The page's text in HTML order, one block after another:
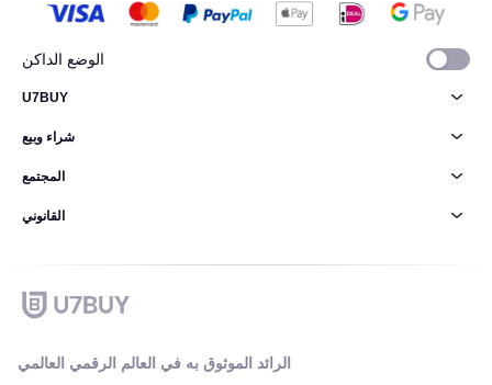
الوضع الداكن
الرائد الموثوق به في العالم الرقمي العالمي
U7BUY
شراء وبيع
المجتمع
القانوني